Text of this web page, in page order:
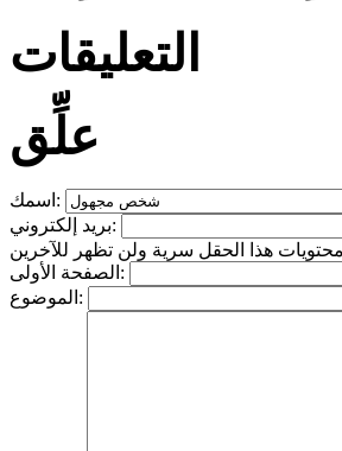
التعليقات
علِّق
اسمك:
بريد إلكتروني:
الصفحة الأولى:
الموضوع: